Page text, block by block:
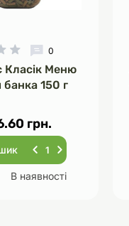
0
Класік Меню
150 г
грн.
В наявності